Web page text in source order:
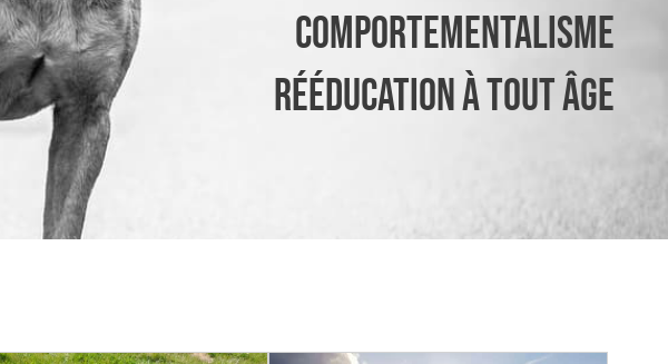
Comportementalisme
Rééducation à tout âge